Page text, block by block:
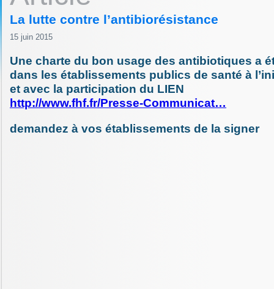
La lutte contre l’antibiorésistance
15 juin 2015
Une charte du bon usage des antibiotiques a
dans les établissements publics de santé à
et avec la participation du LIEN
http://www.fhf.fr/Presse-Communicat…
demandez à vos établissements de la signer